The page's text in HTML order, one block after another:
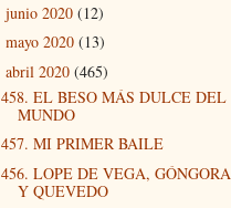
junio 2020 (12)
mayo 2020 (13)
abril 2020 (465)
458. EL BESO MÁS DULCE DEL
MUNDO
457. MI PRIMER BAILE
456. LOPE DE VEGA, GÓNGORA
Y QUEVEDO